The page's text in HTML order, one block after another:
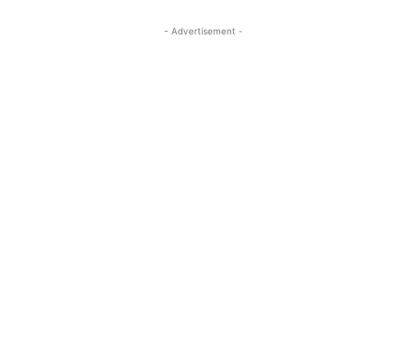
- Advertisement -